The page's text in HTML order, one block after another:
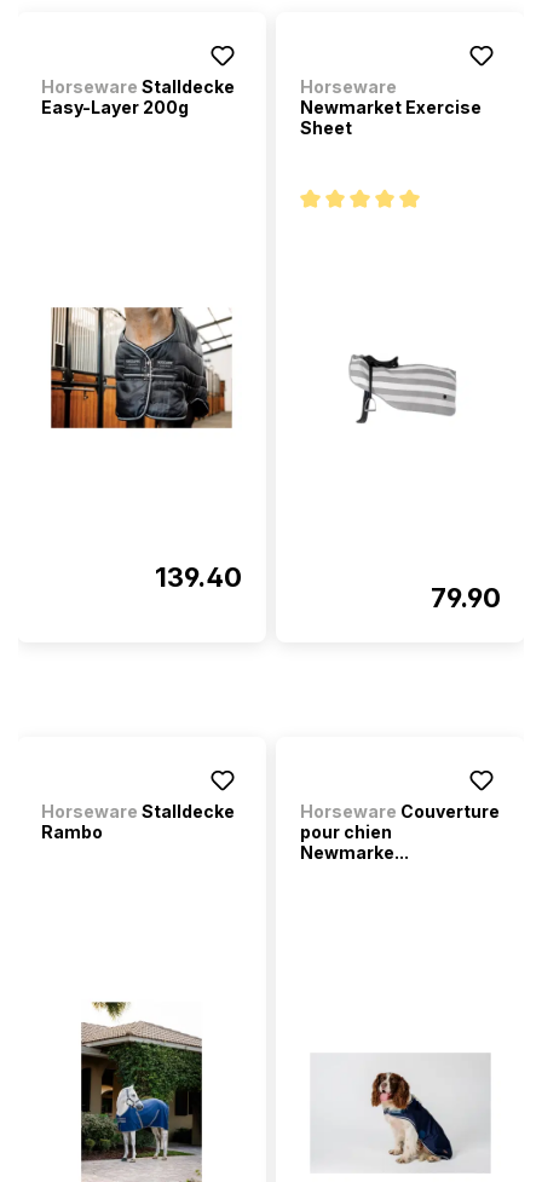
Horseware Stalldecke
Easy-Layer 200g
139.40
Horseware
Newmarket Exercise
Sheet
79.90
Horseware Stalldecke
Rambo
Horseware Couverture
pour chien
Newmarke...